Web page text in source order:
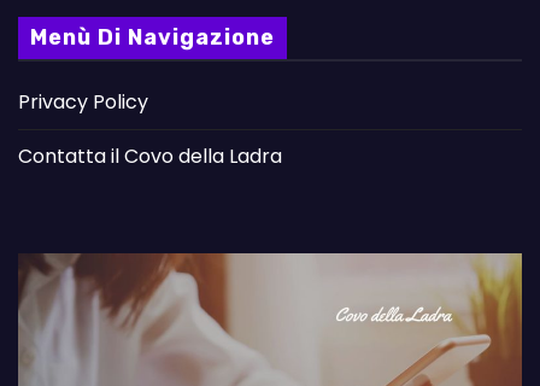
Menù Di Navigazione
Privacy Policy
Contatta il Covo della Ladra